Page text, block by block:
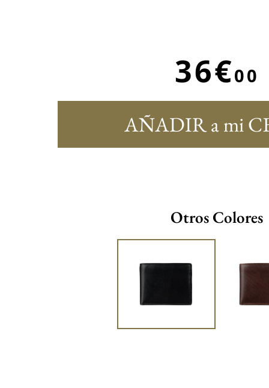
36€00
AÑADIR a mi
Otros Colores